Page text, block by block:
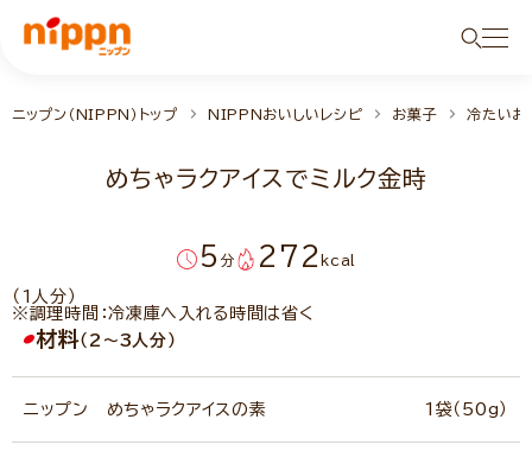
ニップン（NIPPN）トップ NIPPNおいしいレシピ お菓子 冷たいお
めちゃラクアイスでミルク金時
5 分 272kcal
（1人分）
※調理時間：冷凍庫へ入れる時間は省く
材料（2～3人分）
ニップン めちゃラクアイスの素 1袋（50g）